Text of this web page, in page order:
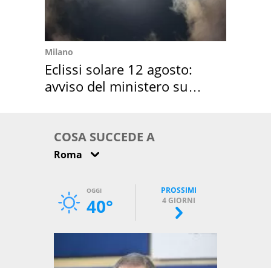
Milano
Eclissi solare 12 agosto:
avviso del ministero su